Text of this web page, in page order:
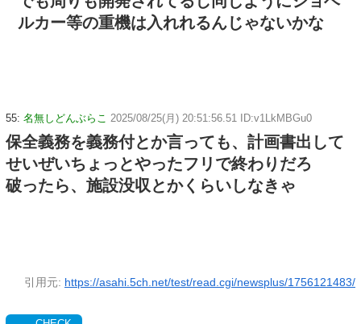
ルカー等の重機は入れれるんじゃないかな
55: 名無しどんぶらこ 2025/08/25(月) 20:51:56.51 ID:v1LkMBGu0
保全義務を義務付とか言っても、計画書出して
せいぜいちょっとやったフリで終わりだろ
破ったら、施設没収とかくらいしなきゃ
引用元: https://asahi.5ch.net/test/read.cgi/newsplus/1756121483/